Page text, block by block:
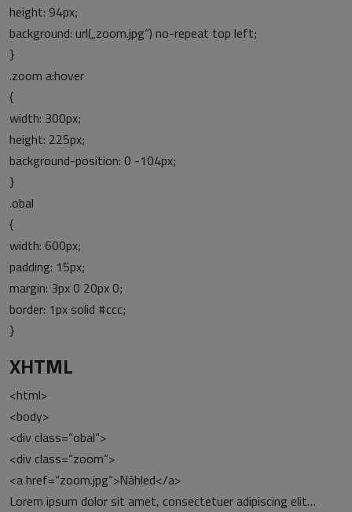
height: 94px;
background: url(„zoom.jpg“) no-repeat top left;
}
.zoom a:hover
{
width: 300px;
height: 225px;
background-position: 0 -104px;
}
.obal
{
width: 600px;
padding: 15px;
margin: 3px 0 20px 0;
border: 1px solid #ccc;
}
XHTML
<html>
<body>
<div class=“obal“>
<div class=“zoom“>
<a href=“zoom.jpg“>Náhled</a>
Lorem ipsum dolor sit amet, consectetuer adipiscing elit…